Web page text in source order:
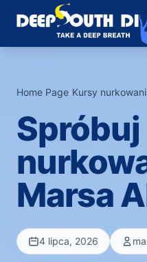
Home Page›Kursy
Spróbuj
Marsa
4 lipca, 2026